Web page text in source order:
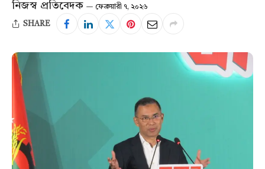
নিজস্ব প্রতিবেদক ফেব্রুয়ারী ৭, ২০২৬
SHARE